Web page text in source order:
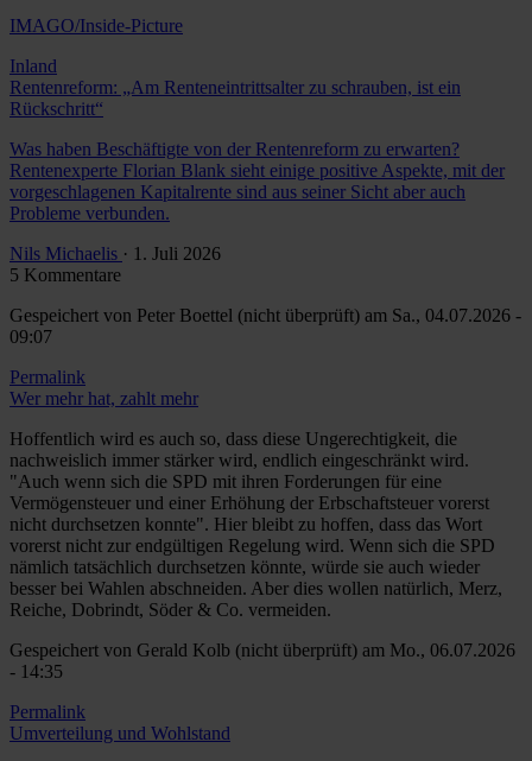
IMAGO/Inside-Picture
Inland
Rentenreform: „Am Renteneintrittsalter zu schrauben, ist ein
Rückschritt“
Was haben Beschäftigte von der Rentenreform zu erwarten?
Rentenexperte Florian Blank sieht einige positive Aspekte, mit der
vorgeschlagenen Kapitalrente sind aus seiner Sicht aber auch
Probleme verbunden.
Nils Michaelis · 1. Juli 2026
5 Kommentare
Gespeichert von Peter Boettel (nicht überprüft) am Sa., 04.07.2026 -
09:07
Permalink
Wer mehr hat, zahlt mehr
Hoffentlich wird es auch so, dass diese Ungerechtigkeit, die
nachweislich immer stärker wird, endlich eingeschränkt wird.
"Auch wenn sich die SPD mit ihren Forderungen für eine
Vermögensteuer und einer Erhöhung der Erbschaftsteuer vorerst
nicht durchsetzen konnte". Hier bleibt zu hoffen, dass das Wort
vorerst nicht zur endgültigen Regelung wird. Wenn sich die SPD
nämlich tatsächlich durchsetzen könnte, würde sie auch wieder
besser bei Wahlen abschneiden. Aber dies wollen natürlich, Merz,
Reiche, Dobrindt, Söder & Co. vermeiden.
Gespeichert von Gerald Kolb (nicht überprüft) am Mo., 06.07.2026
- 14:35
Antwort
Permalink
Umverteilung und Wohlstand